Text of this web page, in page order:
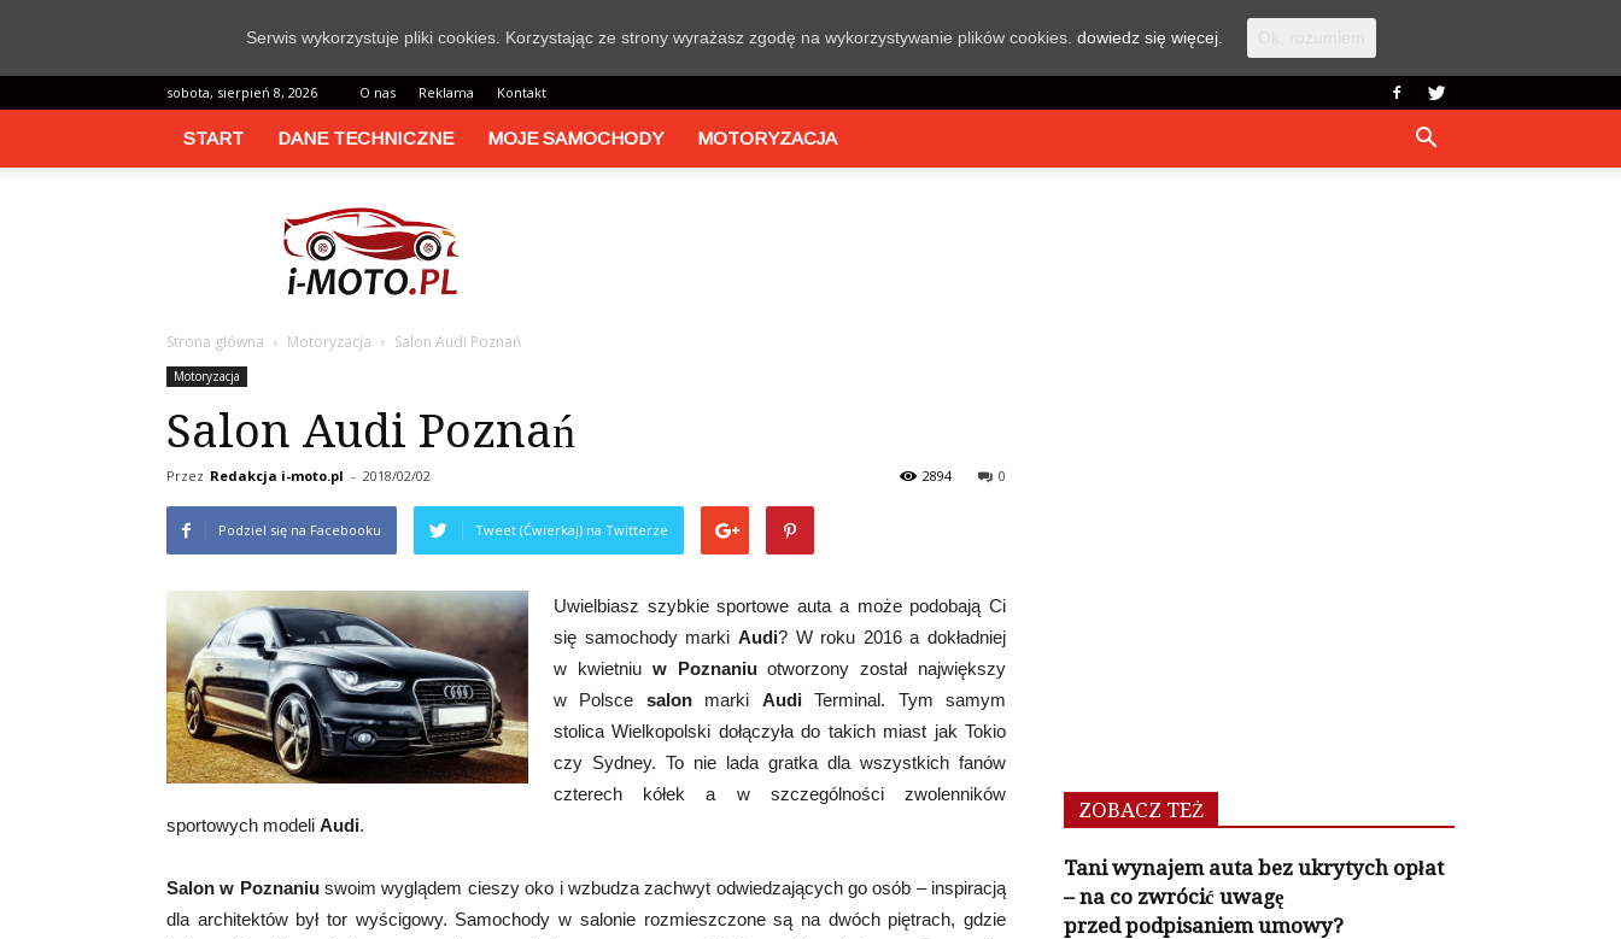
sobota, sierpień 8, 2026 O nas Reklama Kontakt
START DANE TECHNICZNE MOJE SAMOCHODY MOTORYZACJA
moto.pl
Strona główna Motoryzacja Salon Audi Poznań
Motoryzacja
Salon Audi Poznań
Przez Redakcja i-moto.pl - 2018/02/02 0
2894
Podziel się na Facebooku Tweet (Ćwierkaj) na Twitterze
Uwielbiasz szybkie sportowe auta a może podobają Ci
się samochody marki Audi? W roku 2016 a dokładniej
w kwietniu w Poznaniuotworzony został największy
w Polsce salonmarki AudiTerminal. Tym samym
stolica Wielkopolski dołączyła do takich miast jak Tokio
czy Sydney. To nie lada gratka dla wszystkich fanów
czterech kółek a w szczególności zwolenników
sportowych modeli Audi.
Salon w Poznaniuswoim wyglądem cieszy oko i wzbudza zachwyt odwiedzających go osób – inspiracją
dla architektów był tor wyścigowy. Samochody w salonie rozmieszczone są na dwóch piętrach, gdzie
ZOBACZ TEŻ
Tani wynajem auta bez ukrytych opłat
– na co zwrócić uwagę
przed podpisaniem umowy?
Serwis wykorzystuje pliki cookies. Korzystając ze strony wyrażasz zgodę na wykorzystywanie plików cookies. dowiedz się więcej.